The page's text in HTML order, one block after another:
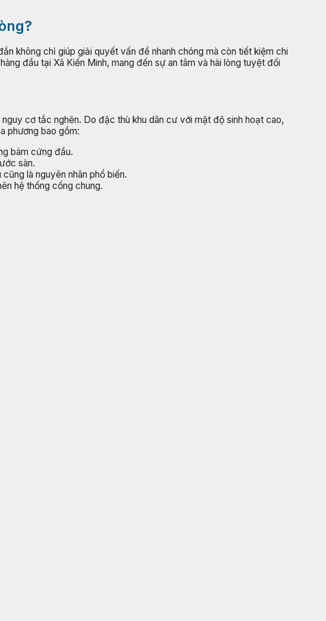
không chỉ giúp giải quyết vấn đề nhanh chóng mà còn tiết kiệm chi
đầu tại Xã Kiến Minh, mang đến sự an tâm và hài lòng tuyệt đối
cơ tắc nghẽn. Do đặc thù khu dân cư với mật độ sinh hoạt cao,
phương bao gồm:
bám cứng đầu.
sàn.
là nguyên nhân phổ biến.
hệ thống cống chung.